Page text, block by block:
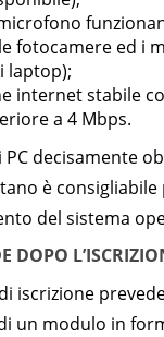
fotocamere ed i
laptop);
internet stabile
a 4 Mbps.
PC decisamente
è consigliabile
del sistema
DOPO
iscrizione
un modulo in